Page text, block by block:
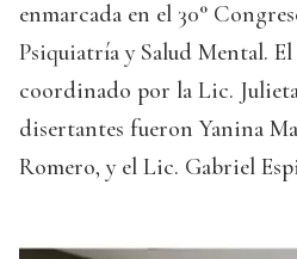
enmarcada en el 30°
Psiquiatría y Salud Mental.
coordinado por la Lic.
disertantes fueron Yanina
Romero, y el Lic. Gabriel